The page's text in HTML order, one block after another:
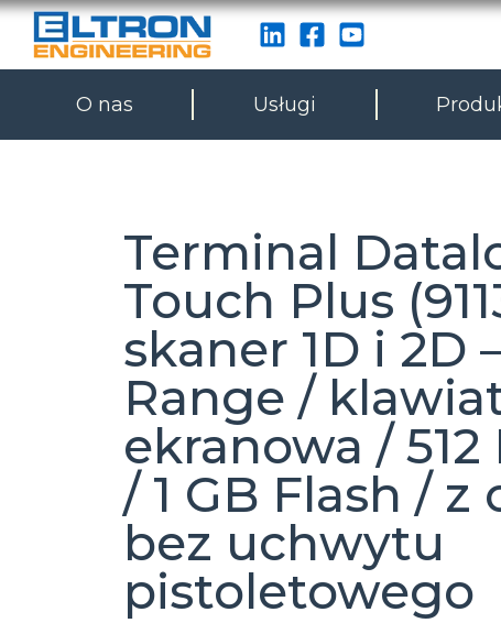
O nas Usługi
Terminal
Touch Plus
skaner 1D i 2D
Range /
ekranowa / 512
/ 1 GB Flash /
bez uchwytu
pistoletowego